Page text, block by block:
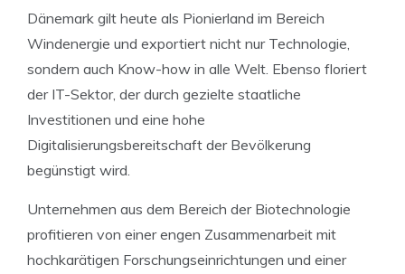
Dänemark gilt heute als Pionierland im Bereich
Windenergie und exportiert nicht nur Technologie,
sondern auch Know-how in alle Welt. Ebenso floriert
der IT-Sektor, der durch gezielte staatliche
Investitionen und eine hohe
Digitalisierungsbereitschaft der Bevölkerung
begünstigt wird.
Unternehmen aus dem Bereich der Biotechnologie
profitieren von einer engen Zusammenarbeit mit
hochkarätigen Forschungseinrichtungen und einer